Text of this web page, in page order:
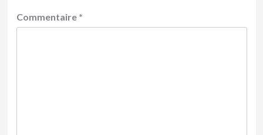
Commentaire *